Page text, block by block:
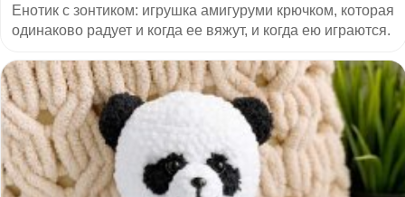
Енотик с зонтиком: игрушка амигуруми крючком, которая
одинаково радует и когда ее вяжут, и когда ею играются.